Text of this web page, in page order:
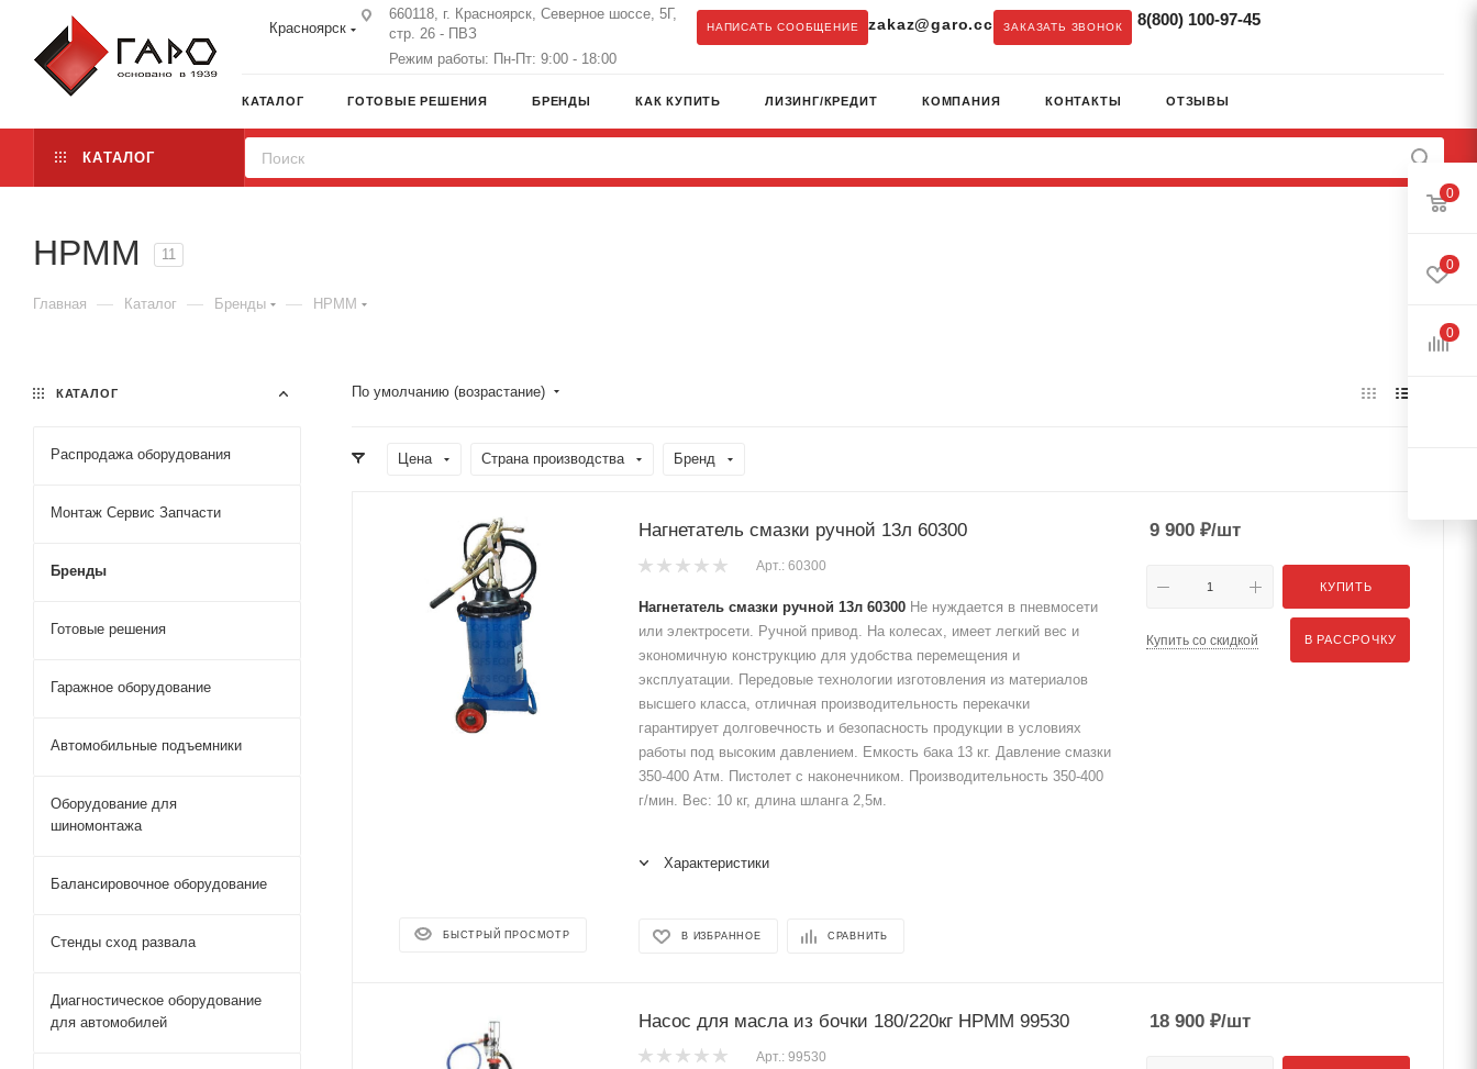
Красноярск
660118, г. Красноярск, Северное шоссе, 5Г,
стр. 26 - ПВЗ
Режим работы: Пн-Пт: 9:00 - 18:00
НАПИСАТЬ СООБЩЕНИЕ zakaz@garo.cc ЗАКАЗАТЬ ЗВОНОК 8(800) 100-97-45
КАТАЛОГ ГОТОВЫЕ РЕШЕНИЯ БРЕНДЫ КАК КУПИТЬ ЛИЗИНГ/КРЕДИТ КОМПАНИЯ КОНТАКТЫ ОТЗЫВЫ
КАТАЛОГ
HPMM 11
Главная — Каталог — Бренды — HPMM
По умолчанию (возрастание)
Цена Страна производства Бренд
БЫСТРЫЙ ПРОСМОТР
Нагнетатель смазки ручной 13л 60300
Арт.: 60300
Нагнетатель смазки ручной 13л 60300 Не нуждается в пневмосети
или электросети. Ручной привод. На колесах, имеет легкий вес и
экономичную конструкцию для удобства перемещения и
эксплуатации. Передовые технологии изготовления из материалов
высшего класса, отличная производительность перекачки
гарантирует долговечность и безопасность продукции в условиях
работы под высоким давлением. Емкость бака 13 кг. Давление смазки
350-400 Атм. Пистолет с наконечником. Производительность 350-400
г/мин. Вес: 10 кг, длина шланга 2,5м.
Характеристики
В ИЗБРАННОЕ СРАВНИТЬ
9 900 ₽/шт
КУПИТЬ
Купить со скидкой В РАССРОЧКУ
Насос для масла из бочки 180/220кг HPMM 99530
Арт.: 99530
18 900 ₽/шт
КАТАЛОГ
Распродажа оборудования
Монтаж Сервис Запчасти
Бренды
Готовые решения
Гаражное оборудование
Автомобильные подъемники
Оборудование для
шиномонтажа
Балансировочное оборудование
Стенды сход развала
Диагностическое оборудование
для автомобилей
0
0
0